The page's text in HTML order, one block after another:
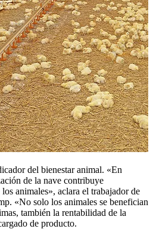
del bienestar animal. «En
de la nave contribuye
animales», aclara el trabajador de
«No solo los animales se benefician
también la rentabilidad de la
de producto.